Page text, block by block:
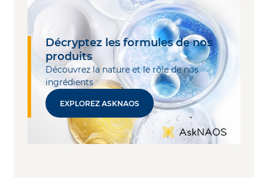
Décryptez les formules de nos
produits
Découvrez la nature et le rôle de nos
ingrédients
EXPLOREZ ASKNAOS